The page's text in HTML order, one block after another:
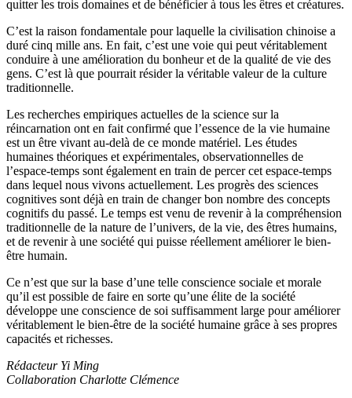
quitter les trois domaines et de bénéficier à tous les êtres et créatures.
C’est la raison fondamentale pour laquelle la civilisation chinoise a
duré cinq mille ans. En fait, c’est une voie qui peut véritablement
conduire à une amélioration du bonheur et de la qualité de vie des
gens. C’est là que pourrait résider la véritable valeur de la culture
traditionnelle.
Les recherches empiriques actuelles de la science sur la
réincarnation ont en fait confirmé que l’essence de la vie humaine
est un être vivant au-delà de ce monde matériel. Les études
humaines théoriques et expérimentales, observationnelles de
l’espace-temps sont également en train de percer cet espace-temps
dans lequel nous vivons actuellement. Les progrès des sciences
cognitives sont déjà en train de changer bon nombre des concepts
cognitifs du passé. Le temps est venu de revenir à la compréhension
traditionnelle de la nature de l’univers, de la vie, des êtres humains,
et de revenir à une société qui puisse réellement améliorer le bien-
être humain.
Ce n’est que sur la base d’une telle conscience sociale et morale
qu’il est possible de faire en sorte qu’une élite de la société
développe une conscience de soi suffisamment large pour améliorer
véritablement le bien-être de la société humaine grâce à ses propres
capacités et richesses.
Rédacteur Yi Ming
Collaboration Charlotte Clémence